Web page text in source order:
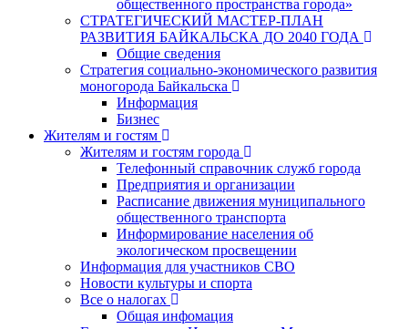
общественного пространства города»
СТРАТЕГИЧЕСКИЙ МАСТЕР-ПЛАН
РАЗВИТИЯ БАЙКАЛЬСКА ДО 2040 ГОДА
Общие сведения
Стратегия социально-экономического развития
моногорода Байкальска
Информация
Бизнес
Жителям и гостям
Жителям и гостям города
Телефонный справочник служб города
Предприятия и организации
Расписание движения муниципального
общественного транспорта
Информирование населения об
экологическом просвещении
Информация для участников СВО
Новости культуры и спорта
Все о налогах
Общая инфомация